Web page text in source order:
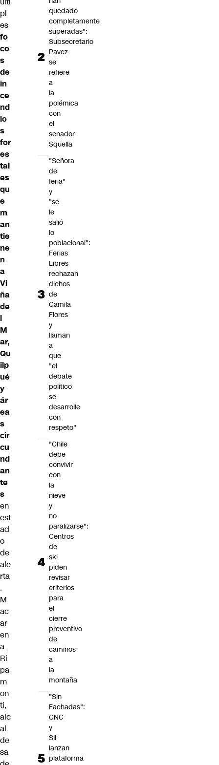
pl
es
fo
co
s
de
in
ce
nd
io
s
for
es
tal
es
qu
e
m
an
tie
ne
n
a
Vi
ña
de
l
M
ar,
Qu
ilp
ué
y
ár
ea
s
cir
cu
nd
an
te
s
en
est
ad
o
de
ale
rta
.
M
ac
ar
en
a
Ri
pa
m
on
ti,
alc
al
de
sa
quedado
completamente
superadas":
Subsecretario
Pavez
se
refiere
a
la
polémica
con
el
senador
Squella
"Señora
de
feria"
y
"se
le
salió
lo
poblacional":
Ferias
Libres
rechazan
dichos
de
Camila
Flores
y
llaman
a
que
"el
debate
político
se
desarrolle
con
respeto"
"Chile
debe
convivir
con
la
nieve
y
no
paralizarse":
Centros
de
ski
piden
revisar
criterios
para
el
cierre
preventivo
de
caminos
a
la
montaña
"Sin
Fachadas":
CNC
y
SII
lanzan
plataforma